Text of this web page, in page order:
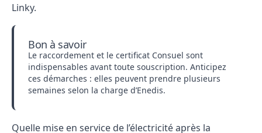
Linky.
Bon à savoir
Le raccordement et le certificat Consuel sont
indispensables avant toute souscription. Anticipez
ces démarches : elles peuvent prendre plusieurs
semaines selon la charge d’Enedis.
Quelle mise en service de l’électricité après la